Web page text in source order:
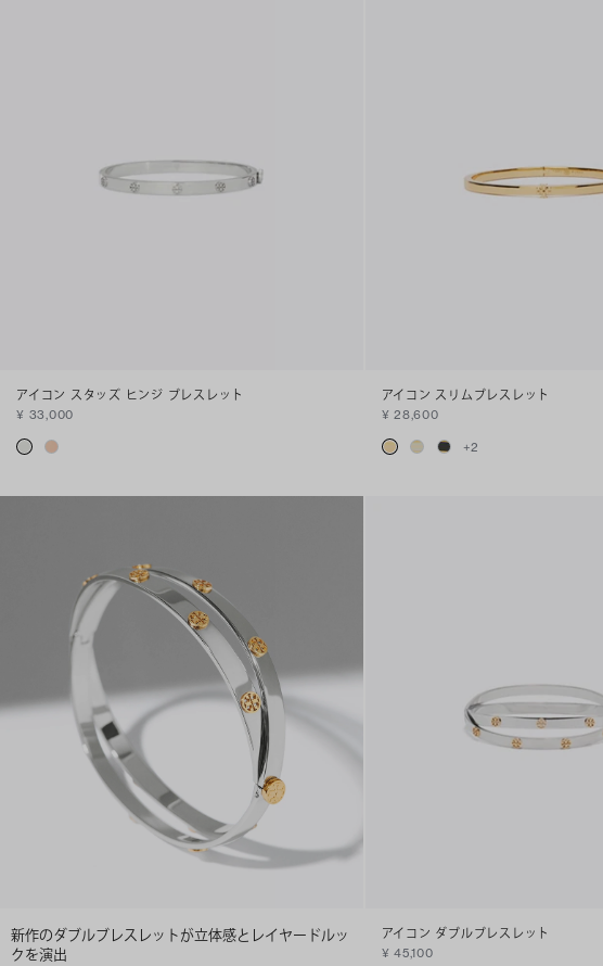
アイコン スタッズ ヒンジ ブレスレット
¥ 33,000
アイコン スリムブレスレット
¥ 28,600
+2
新作のダブルブレスレットが立体感とレイヤードルッ
クを演出
アイコン ダブルブレスレット
¥ 45,100